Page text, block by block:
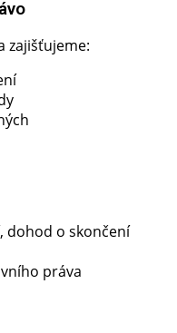
zajišťujeme:
dohod o skončení
práva